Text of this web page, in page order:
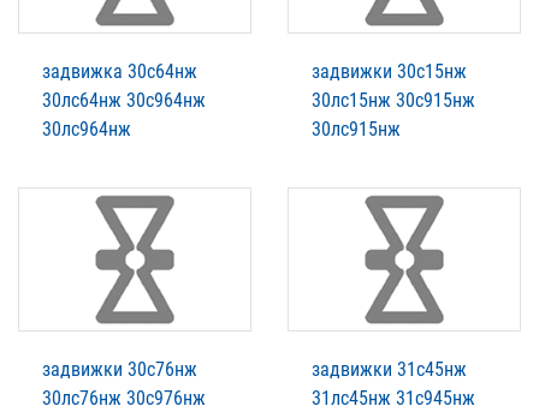
задвижка 30с64нж
30лс64нж 30с964нж
30лс964нж
задвижки 30с15нж
30лс15нж 30с915нж
30лс915нж
задвижки 30с76нж
30лс76нж 30с976нж
задвижки 31с45нж
31лс45нж 31с945нж